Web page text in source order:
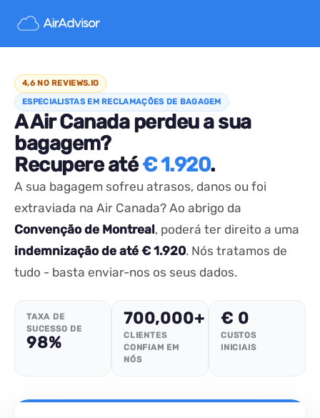
4,6 NO REVIEWS.IO
ESPECIALISTAS EM RECLAMAÇÕES DE BAGAGEM
A Air Canada perdeu a sua
bagagem?
Recupere até€ 1.920.
A sua bagagem sofreu atrasos, danos ou foi
extraviada na Air Canada? Ao abrigo da
Convenção de Montreal, poderá ter direito a uma
indemnização de até € 1.920. Nós tratamos de
tudo - basta enviar-nos os seus dados.
TAXA DE
SUCESSO DE
98%
700,000+
CLIENTES
CONFIAM EM
NÓS
€ 0
CUSTOS
INICIAIS